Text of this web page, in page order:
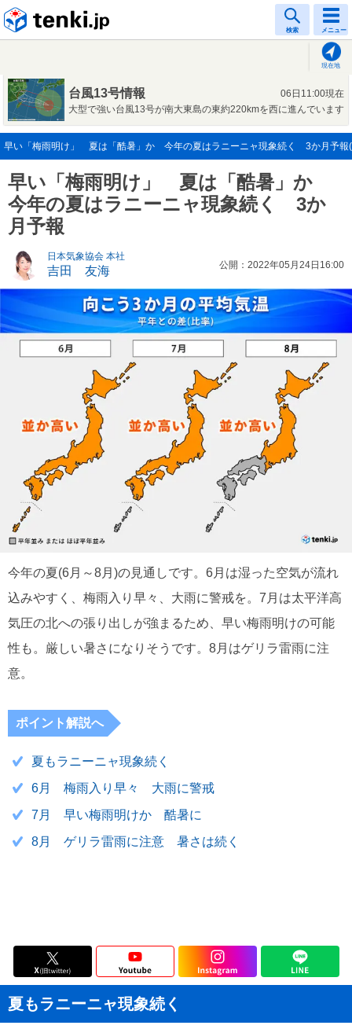
検索 メニュー
現在地
台風13号情報
06日11:00現在
大型で強い台風13号が南大東島の東約220kmを西に進んでいます
早い「梅雨明け」 夏は「酷暑」か 今年の夏はラニーニャ現象続く 3か月予報
早い「梅雨明け」 夏は「酷暑」か
今年の夏はラニーニャ現象続く 3か
月予報
日本気象協会 本社
吉田 友海 公開：2022年05月24日16:00
今年の夏(6月～8月)の見通しです。6月は湿った空気が流れ
込みやすく、梅雨入り早々、大雨に警戒を。7月は太平洋高
気圧の北への張り出しが強まるため、早い梅雨明けの可能
性も。厳しい暑さになりそうです。8月はゲリラ雷雨に注
意。
ポイント解説へ
夏もラニーニャ現象続く
6月 梅雨入り早々 大雨に警戒
7月 早い梅雨明けか 酷暑に
8月 ゲリラ雷雨に注意 暑さは続く
夏もラニーニャ現象続く